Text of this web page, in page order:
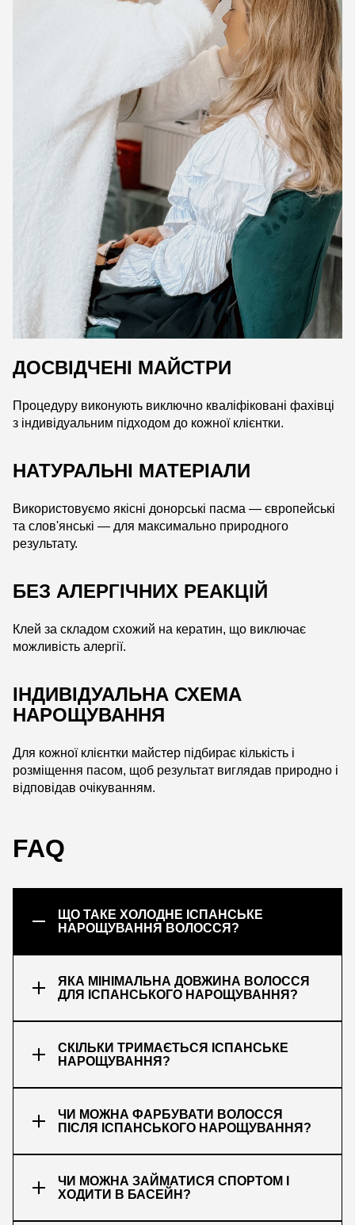
ДОСВІДЧЕНІ МАЙСТРИ
Процедуру виконують виключно кваліфіковані фахівці
з індивідуальним підходом до кожної клієнтки.
НАТУРАЛЬНІ МАТЕРІАЛИ
Використовуємо якісні донорські пасма — європейські
та слов'янські — для максимально природного
результату.
БЕЗ АЛЕРГІЧНИХ РЕАКЦІЙ
Клей за складом схожий на кератин, що виключає
можливість алергії.
ІНДИВІДУАЛЬНА СХЕМА
НАРОЩУВАННЯ
Для кожної клієнтки майстер підбирає кількість і
розміщення пасом, щоб результат виглядав природно і
відповідав очікуванням.
FAQ
ЩО ТАКЕ ХОЛОДНЕ ІСПАНСЬКЕ
НАРОЩУВАННЯ ВОЛОССЯ?
ЯКА МІНІМАЛЬНА ДОВЖИНА ВОЛОССЯ
ДЛЯ ІСПАНСЬКОГО НАРОЩУВАННЯ?
СКІЛЬКИ ТРИМАЄТЬСЯ ІСПАНСЬКЕ
НАРОЩУВАННЯ?
ЧИ МОЖНА ФАРБУВАТИ ВОЛОССЯ
ПІСЛЯ ІСПАНСЬКОГО НАРОЩУВАННЯ?
ЧИ МОЖНА ЗАЙМАТИСЯ СПОРТОМ І
ХОДИТИ В БАСЕЙН?